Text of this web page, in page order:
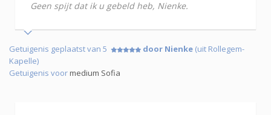
Geen spijt dat ik u gebeld heb, Nienke.
Getuigenis geplaatst van 5 door Nienke (uit Rollegem-
Kapelle)
Getuigenis voormedium Sofia